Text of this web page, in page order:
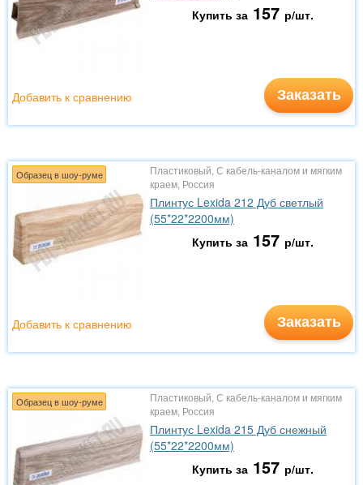
Купить за 157 р/шт.
Заказать
Добавить к сравнению
Образец в шоу-руме
Пластиковый, С кабель-каналом и мягким
краем, Россия
Плинтус Lexida 212 Дуб светлый
(55*22*2200мм)
Купить за 157 р/шт.
Заказать
Добавить к сравнению
Образец в шоу-руме
Пластиковый, С кабель-каналом и мягким
краем, Россия
Плинтус Lexida 215 Дуб снежный
(55*22*2200мм)
Купить за 157 р/шт.